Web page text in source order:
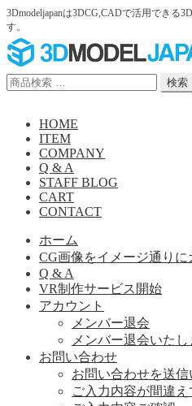
3Dmodeljapanは3DCG,CADで活用できる
す。
ナ
ビ
ゲ
ー
コ
ン
テ
ン
検
検索
HOME
ITEM
COMPANY
Q & A
STAFF BLOG
CART
CONTACT
ホーム
CG画像をイメージ通り
Q & A
VR制作サービス開始
アカウント
メンバー退会
メンバー退会いたし
お問い合わせ
お問い合わせを送信
ご入力内容が間違え